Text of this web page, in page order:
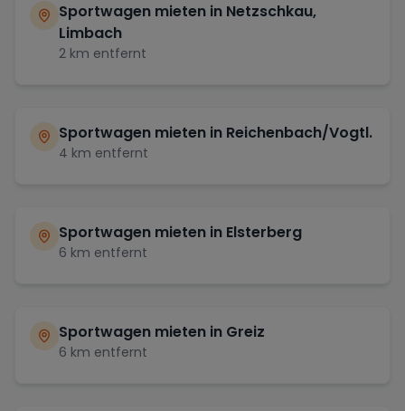
Sportwagen mieten in Netzschkau,
Limbach
2 km entfernt
Sportwagen mieten in Reichenbach/Vogtl.
4 km entfernt
Sportwagen mieten in Elsterberg
6 km entfernt
Sportwagen mieten in Greiz
6 km entfernt